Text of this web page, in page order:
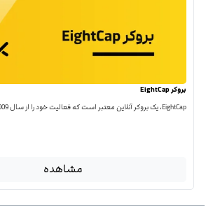
بروکر EightCap
EightCap، یک بروکر آنلاین معتبر است که فعالیت خود را از سال 2009 آغاز کرده
مشاهده